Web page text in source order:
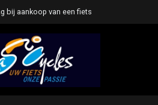
bij aankoop van een fiets